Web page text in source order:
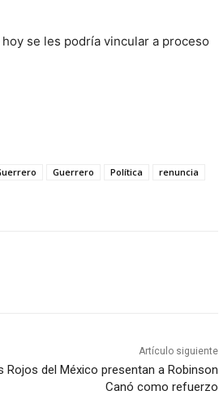
se les podría vincular a proceso
Guerrero Política
renuncia
Artículo siguiente
Rojos del México presentan a Robinson
Canó como refuerzo